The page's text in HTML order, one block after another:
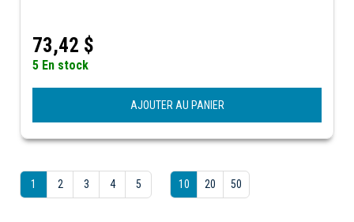
73,42 $
5 En stock
AJOUTER AU PANIER
1 2 3 4 5 10 20 50